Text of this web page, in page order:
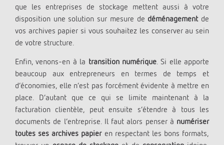
que les entreprises de stockage mettent aussi à votre
disposition une solution sur mesure de déménagement de
vos archives papier si vous souhaitez les conserver au sein
de votre structure.
Enfin, venons-en à la transition numérique. Si elle apporte
beaucoup aux entrepreneurs en termes de temps et
d’économies, elle n’est pas forcément évidente à mettre en
place. D’autant que ce qui se limite maintenant à la
facturation clientèle, peut ensuite s’étendre à tous les
documents de l’entreprise. Il faut alors penser à numériser
toutes ses archives papieren respectant les bons formats,